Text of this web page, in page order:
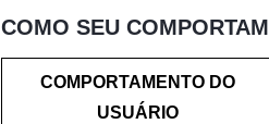
COMO SEU
COMPORTAMENTO DO
USUÁRIO